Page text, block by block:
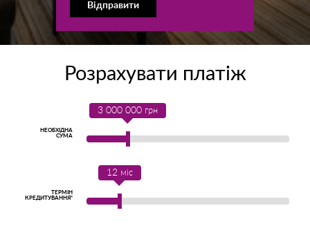
Відправити
Розрахувати платіж
НЕОБХІДНА
СУМА
3 000 000 грн
ТЕРМІН
КРЕДИТУВАННЯ*
12 міс